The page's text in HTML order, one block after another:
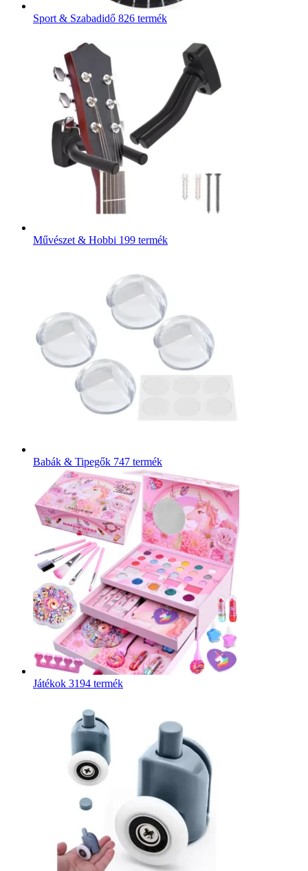
Sport & Szabadidő 826 termék
Művészet & Hobbi 199 termék
Babák & Tipegők 747 termék
Játékok 3194 termék